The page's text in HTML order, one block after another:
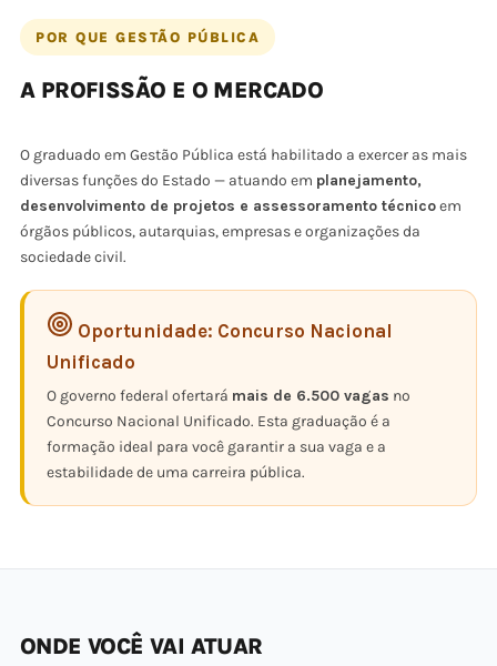
POR QUE GESTÃO PÚBLICA
A PROFISSÃO E O MERCADO
O graduado em Gestão Pública está habilitado a exercer as mais
diversas funções do Estado — atuando em planejamento,
desenvolvimento de projetos e assessoramento técnicoem
órgãos públicos, autarquias, empresas e organizações da
sociedade civil.
Oportunidade: Concurso Nacional
Unificado
O governo federal ofertará mais de 6.500 vagas no
Concurso Nacional Unificado. Esta graduação é a
formação ideal para você garantir a sua vaga e a
estabilidade de uma carreira pública.
ONDE VOCÊ VAI ATUAR